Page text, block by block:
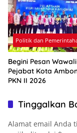
Politik dan
Begini Pesan
Pejabat Kota
PKN II 2026
Tinggalkan
Alamat email Anda